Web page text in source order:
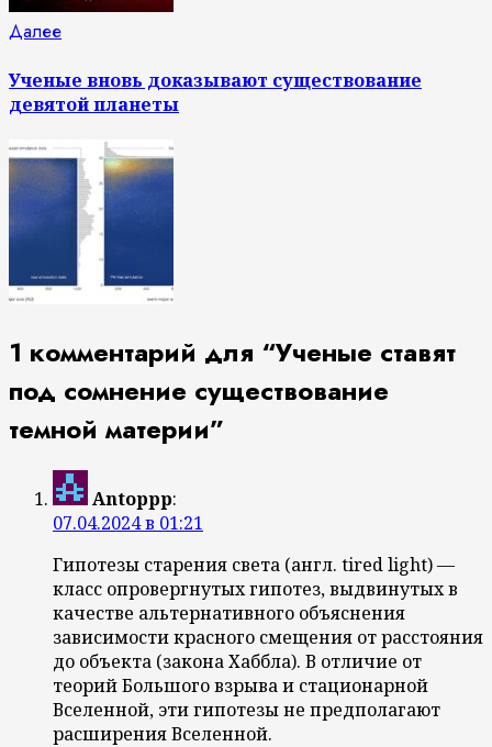
ДалееСледующая
Ученые вновь доказывают существование
девятой планеты
1 комментарий для “Ученые ставят
под сомнение существование
темной материи”
Antoppp:
07.04.2024 в 01:21
Гипотезы старения света (англ. tired light) —
класс опровергнутых гипотез, выдвинутых в
качестве альтернативного объяснения
зависимости красного смещения от расстояния
до объекта (закона Хаббла). В отличие от
теорий Большого взрыва и стационарной
Вселенной, эти гипотезы не предполагают
расширения Вселенной.